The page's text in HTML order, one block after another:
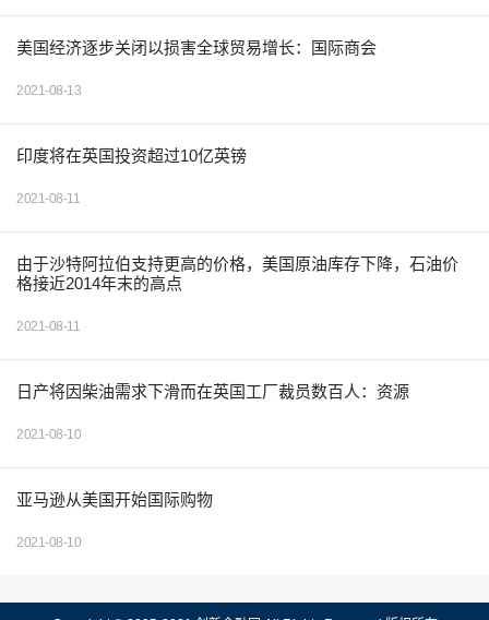
美国经济逐步关闭以损害全球贸易增长：国际商会
2021-08-13
印度将在英国投资超过10亿英镑
2021-08-11
由于沙特阿拉伯支持更高的价格，美国原油库存下降，石油价
格接近2014年末的高点
2021-08-11
日产将因柴油需求下滑而在英国工厂裁员数百人：资源
2021-08-10
亚马逊从美国开始国际购物
2021-08-10